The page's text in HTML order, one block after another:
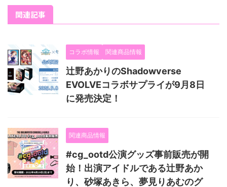
関連記事
コラボ情報 関連商品情報
辻野あかりのShadowverse
EVOLVEコラボサプライが9月8日
に発売決定！
関連商品情報
#cg_ootd公演グッズ事前販売が開
始！出演アイドルである辻野あか
り、砂塚あきら、夢見りあむのグ